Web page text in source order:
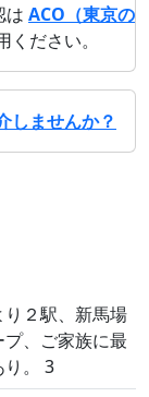
は ACO（東京の
ください。
しませんか？
２駅、新馬場
、ご家族に最
り。 3